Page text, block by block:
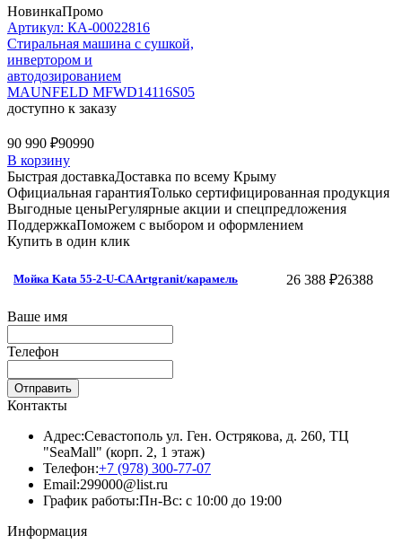
НовинкаПромо
Артикул: КА-00022816
Стиральная машина c сушкой,
инвертором и
автодозированием
MAUNFELD MFWD14116S05
доступно к заказу
90 990 ₽90990
В корзину
Быстрая доставкаДоставка по всему Крыму
Официальная гарантияТолько сертифицированная продукция
Выгодные ценыРегулярные акции и спецпредложения
ПоддержкаПоможем с выбором и оформлением
Купить в один клик
Мойка Kata 55-2-U-CA Artgranit/карамель 26 388 ₽26388
Ваше имя
Телефон
Отправить
Контакты
Адрес:Севастополь ул. Ген. Острякова, д. 260, ТЦ
"SeaMall" (корп. 2, 1 этаж)
Телефон:+7 (978) 300-77-07
Email:299000@list.ru
График работы:Пн-Вс: с 10:00 до 19:00
Информация